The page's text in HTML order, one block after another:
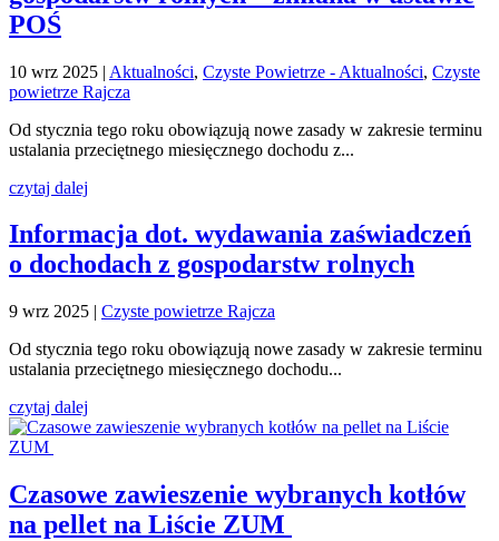
POŚ
10 wrz 2025 | Aktualności, Czyste Powietrze - Aktualności, Czyste
powietrze Rajcza
Od stycznia tego roku obowiązują nowe zasady w zakresie terminu
ustalania przeciętnego miesięcznego dochodu z...
czytaj dalej
Informacja dot. wydawania zaświadczeń
o dochodach z gospodarstw rolnych
9 wrz 2025 | Czyste powietrze Rajcza
Od stycznia tego roku obowiązują nowe zasady w zakresie terminu
ustalania przeciętnego miesięcznego dochodu...
czytaj dalej
Czasowe zawieszenie wybranych kotłów
na pellet na Liście ZUM